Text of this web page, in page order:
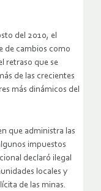
del 2010, el
de cambios como
retraso que se
de las crecientes
más dinámicos del
que administra las
impuestos
declaró ilegal
locales y
de las minas.